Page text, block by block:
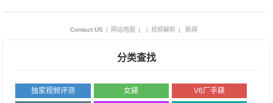
Contact US | 网站地图 | | 视频解析 | 新闻
分类查找
独家视频评测 女錶 V6厂手錶